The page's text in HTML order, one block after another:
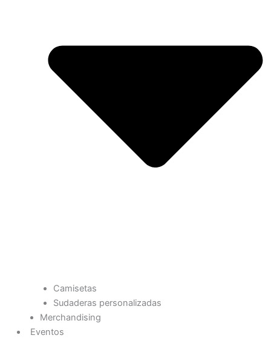
Camisetas
Sudaderas personalizadas
Merchandising
Eventos